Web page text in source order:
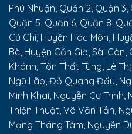
Phú Nhuận, Quận 2, Quận 3,
Quận 5, Quận 6, Quận 8,
Củ Chi, Huyện Hóc Môn,
Bè, Huyện Cần Giờ, Sài
Khánh, Tôn Thất Tùng, Lê
Ngũ Lão, Đỗ Quang Đẩu,
Minh Khai, Nguyễn Cư
Thiện Thuật, Võ Văn Tần,
Mạng Tháng Tám, Nguyễn